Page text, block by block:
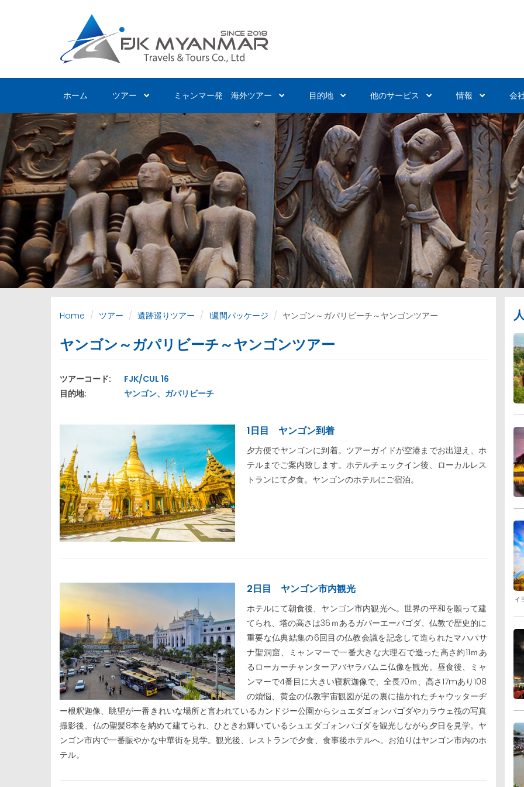
ホーム ツアー ミャンマー発 海外ツアー 目的地 他のサービス 情報 会
Home ツアー 遺跡巡りツアー 1週間パッケージ ヤンゴン～ガパリビーチ～ヤンゴンツアー
ヤンゴン～ガパリビーチ～ヤンゴンツアー
ツアーコード:
FJK/CUL 16
目的地:
ヤンゴン、ガパリビーチ
1日目 ヤンゴン到着
夕方便でヤンゴンに到着。ツアーガイドが空港までお出迎え、ホ
テルまでご案内致します。ホテルチェックイン後、ローカルレス
トランにて夕食。ヤンゴンのホテルにご宿泊。
2日目 ヤンゴン市内観光
ホテルにて朝食後、ヤンゴン市内観光へ。世界の平和を願って建
てられ、塔の高さは36ｍあるガバーエーパゴダ、仏教で歴史的に
重要な仏典結集の6回目の仏教会議を記念して造られたマハパサ
ナ聖洞窟、ミャンマーで一番大きな大理石で造った高さ約11ｍあ
るローカーチャンターアバヤラバムニ仏像を観光。昼食後、ミャ
ンマーで4番目に大きい寝釈迦像で、全長70ｍ、高さ17mあり108
の煩悩、黄金の仏教宇宙観図が足の裏に描かれたチャウッターヂ
ー根釈迦像、眺望が一番きれいな場所と言われているカンドジー公園からシュエダゴォンパゴダやカラウェ筏の写真
撮影後、仏の聖髪8本を納めて建てられ、ひときわ輝いているシュエダゴォンパゴダを観光しながら夕日を見学。ヤ
ンゴン市内で一番賑やかな中華街を見学。観光後、レストランで夕食、食事後ホテルへ。お泊りはヤンゴン市内のホ
テル。
ィ